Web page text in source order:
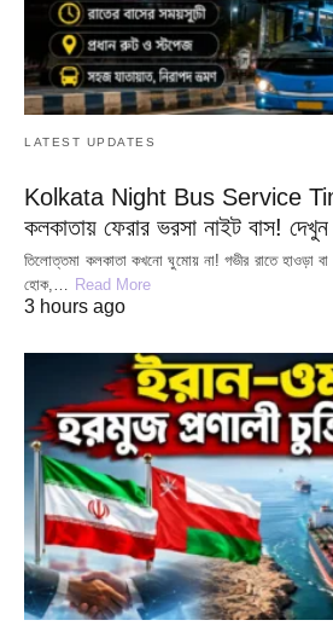
LATEST UPDATES
Kolkata Night Bus Service
কলকাতায় ফেরার ভরসা নাইট বাস!
তিলোত্তমা কলকাতা কখনো ঘুমোয় না! গভীর রাতে হাওড়া বা
হোক,… Read More
3 hours ago